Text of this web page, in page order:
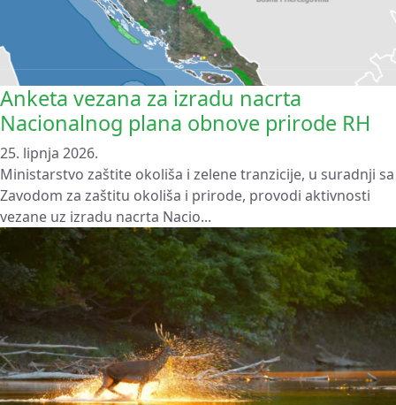
Anketa vezana za izradu nacrta
Nacionalnog plana obnove prirode RH
25. lipnja 2026.
Ministarstvo zaštite okoliša i zelene tranzicije, u suradnji sa
Zavodom za zaštitu okoliša i prirode, provodi aktivnosti
vezane uz izradu nacrta Nacio...